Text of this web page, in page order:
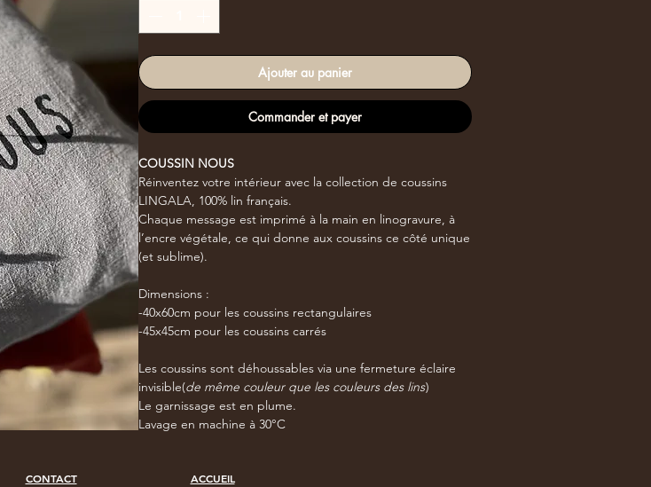
Ajouter au panier
Commander et payer
COUSSIN NOUS
Réinventez votre intérieur avec la collection de coussins
LINGALA, 100% lin français.
Chaque message est imprimé à la main en linogravure, à
l’encre végétale, ce qui donne aux coussins ce côté unique
(et sublime).
Dimensions :
-40x60cm pour les coussins rectangulaires
-45x45cm pour les coussins carrés
Les coussins sont déhoussables via une fermeture éclaire
invisible(de même couleur que les couleurs des lins)
Le garnissage est en plume.
Lavage en machine à 30°C
CONTACT ACCUEIL